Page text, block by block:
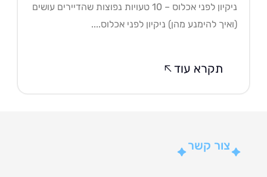
ניקיון לפני אכלוס – 10 טעויות נפוצות שהדיירים עושים
להימנע מהן) ניקיון לפני אכלוס....
תקרא עוד
צור קשר